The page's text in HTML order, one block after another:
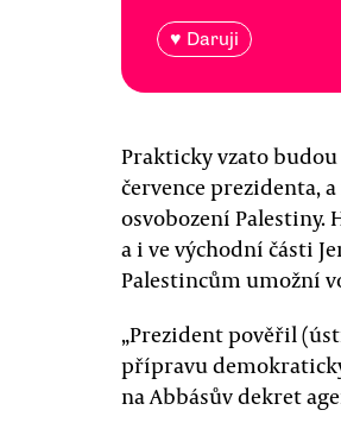
♥ Daruji
Prakticky vzato
července prezidenta,
osvobození Palestiny.
a i ve východní části
Palestincům umožní
„Prezident pověřil
přípravu
na Abbásův dekret